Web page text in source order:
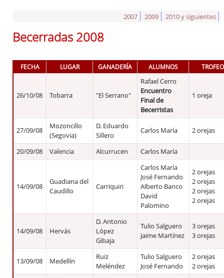
2007 2009 2010 y siguientes
Becerradas 2008
FECHA LUGAR GANADERÍA ALUMNOS TROFEO
26/10/08 Tobarra "El Serrano"
Rafael Cerro
Encuentro
Final de
Becerristas
1 oreja
27/09/08
Mozoncillo
(Segovia)
D. Eduardo
Sillero
Carlos María 2 orejas
20/09/08 Valencia Alcurrucen Carlos María
14/09/08
Guadiana del
Caudillo
Carriquiri
Carlos María
José Fernando
Alberto Banco
David
Palomino
2 orejas
2 orejas
2 orejas
2 orejas
14/09/08 Hervás
D. Antonio
López
Gibaja
Tulio Salguero
Jaime Martínez
3 orejas
3 orejas
13/09/08 Medellín
Ruiz
Meléndez
Tulio Salguero
José Fernando
2 orejas
2 orejas